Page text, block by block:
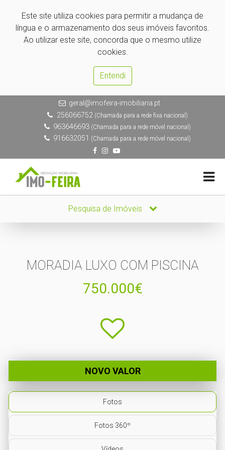
Este site utiliza cookies para permitir a mudança de
língua e o armazenamento dos seus imóveis favoritos.
Ao utilizar este site, concorda que o mesmo utilize
cookies.
Entendi
geral@imofeira-imobiliaria.pt
256066752(Chamada para a rede fixa nacional)
963646693 (Chamada para a rede móvel nacional)
916632051 (Chamada para a rede móvel nacional)
Pesquisa de Imóveis
MORADIA LUXO COM PISCINA
750.000€
NOVO VALOR
Fotos
Fotos 360º